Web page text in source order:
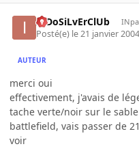
InDoSiLvErClUb
Posté(e) le 21 janvier
AUTEUR
merci oui
effectivement, j'avais de
tache verte/noir sur le
battlefield, vais passer de
voir